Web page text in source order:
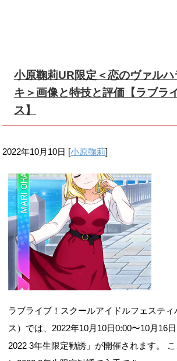
小原鞠莉UR限定＜恋のヴァルハ
キ＞画像と特技と評価【ラブラ
ス】
2022年10月10日 [小原鞠莉]
ラブライブ！スクールアイドルフェスティ
ス）では、2022年10月10日0:00〜10月16
2022 3年生限定勧誘」が開催されます。